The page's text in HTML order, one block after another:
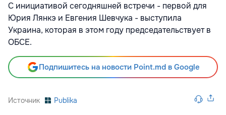
С инициативой сегодняшней встречи - первой для
Юрия Лянкэ и Евгения Шевчука - выступила
Украина, которая в этом году председательствует в
ОБСЕ.
Подпишитесь на новости Point.md в Google
Источник Publika